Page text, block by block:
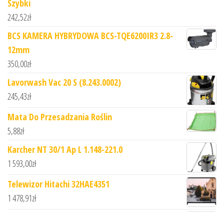
Szybki
242,52zł
BCS KAMERA HYBRYDOWA BCS-TQE6200IR3 2.8-
12mm
350,00zł
Lavorwash Vac 20 S (8.243.0002)
245,43zł
Mata Do Przesadzania Roślin
5,88zł
Karcher NT 30/1 Ap L 1.148-221.0
1 593,00zł
Telewizor Hitachi 32HAE4351
1 478,91zł